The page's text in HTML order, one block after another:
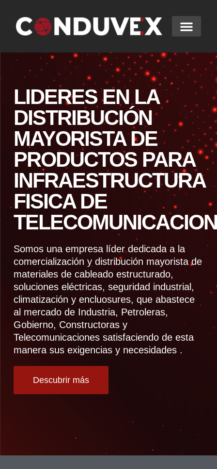
LIDERES EN LA
DISTRIBUCIÓN
MAYORISTA DE
PRODUCTOS PARA
INFRAESTRUCTURA
FISICA DE
Somos una empresa líder dedicada a la
comercialización y distribución mayorista de
materiales de cableado estructurado,
soluciones eléctricas, seguridad industrial,
climatización y encluosures, que abastece
al mercado de Industria, Petroleras,
Gobierno, Constructoras y
Telecomunicaciones satisfaciendo de esta
manera sus exigencias y necesidades .
Descubrir más